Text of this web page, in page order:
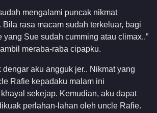
mengalami puncak nikmat
Bila rasa macam sudah terkeluar, bagi
yang Sue sudah cumming atau climax..”
meraba-raba cipapku.
dengar aku angguk jer.. Nikmat yang
Rafie kepadaku malam ini
sekejap. Kemudian, aku dapat
perlahan-lahan oleh uncle Rafie.